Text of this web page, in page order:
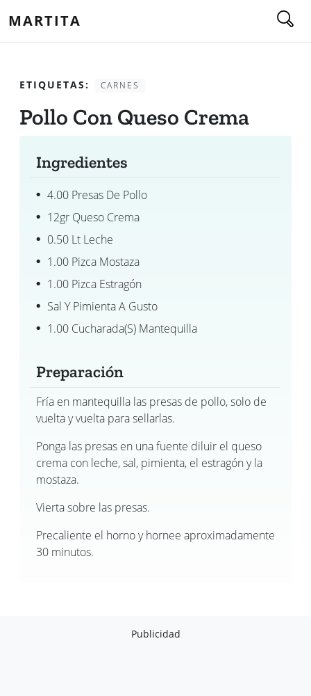
MARTITA
ETIQUETAS: CARNES
Pollo Con Queso Crema
Ingredientes
4.00 Presas De Pollo
12gr Queso Crema
0.50 Lt Leche
1.00 Pizca Mostaza
1.00 Pizca Estragón
Sal Y Pimienta A Gusto
1.00 Cucharada(s) Mantequilla
Preparación
Fría en mantequilla las presas de pollo, solo de
vuelta y vuelta para sellarlas.
Ponga las presas en una fuente diluir el queso
crema con leche, sal, pimienta, el estragón y la
mostaza.
Vierta sobre las presas.
Precaliente el horno y hornee aproximadamente
30 minutos.
Publicidad